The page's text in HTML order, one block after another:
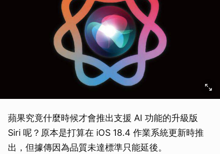
蘋果究竟什麼時候才會推出支援 AI 功能的升級版
Siri 呢？原本是打算在 iOS 18.4 作業系統更新時推
出，但據傳因為品質未達標準只能延後。